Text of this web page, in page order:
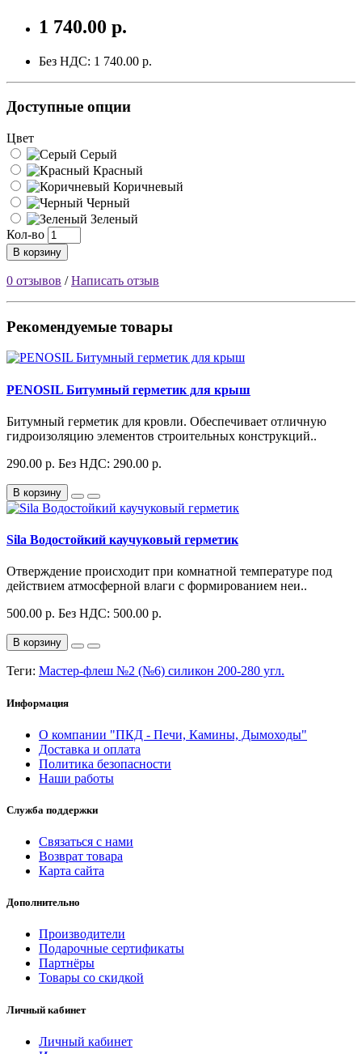
1 740.00 р.
Без НДС: 1 740.00 р.
Доступные опции
Цвет
Серый
Красный
Коричневый
Черный
Зеленый
Кол-во
В корзину
0 отзывов /Написать отзыв
Рекомендуемые товары
PENOSIL Битумный герметик для крыш
Битумный герметик для кровли. Обеспечивает отличную
гидроизоляцию элементов строительных конструкций..
290.00 р. Без НДС: 290.00 р.
В корзину
Sila Водостойкий каучуковый герметик
Отверждение происходит при комнатной температуре под
действием атмосферной влаги с формированием неи..
500.00 р. Без НДС: 500.00 р.
В корзину
Теги: Мастер-флеш №2 (№6) силикон 200-280 угл.
Информация
О компании "ПКД - Печи, Камины, Дымоходы"
Доставка и оплата
Политика безопасности
Наши работы
Служба поддержки
Связаться с нами
Возврат товара
Карта сайта
Дополнительно
Производители
Подарочные сертификаты
Партнёры
Товары со скидкой
Личный кабинет
Личный кабинет